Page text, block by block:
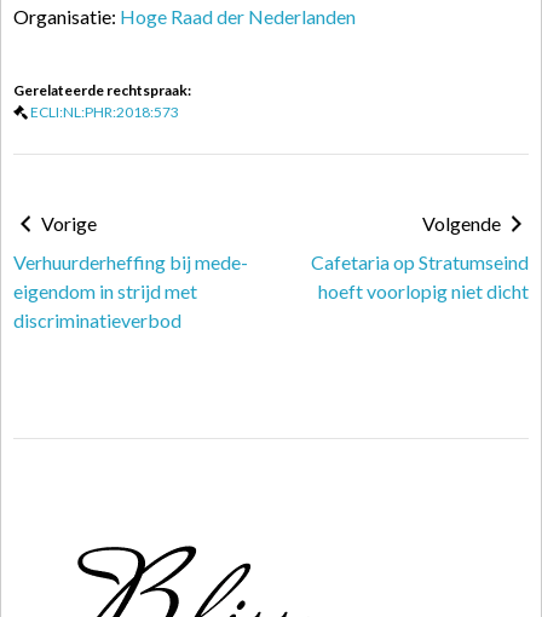
Organisatie: Hoge Raad der Nederlanden
Gerelateerde rechtspraak:
ECLI:NL:PHR:2018:573
Vorige
Verhuurderheffing bij mede-
eigendom in strijd met
discriminatieverbod
Volgende
Cafetaria op Stratumseind
hoeft voorlopig niet dicht